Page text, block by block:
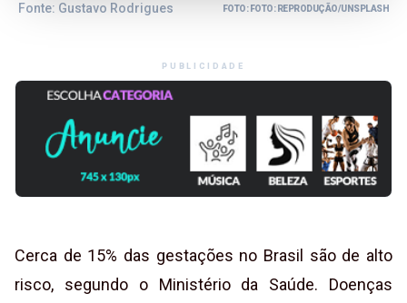
Fonte: Gustavo Rodrigues FOTO: FOTO: REPRODUÇÃO/UNSPLASH
PUBLICIDADE
Cerca de 15% das gestações no Brasil são de alto
risco, segundo o Ministério da Saúde. Doenças